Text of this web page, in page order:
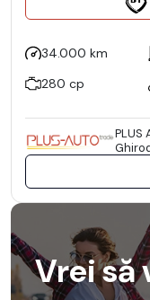
34.000 km
280 cp
PLUS
Vrei să